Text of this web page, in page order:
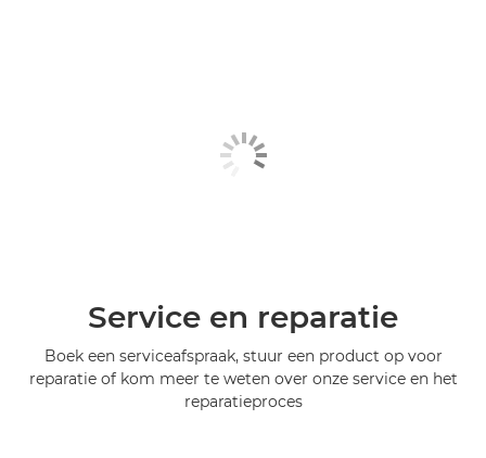
Service en reparatie
Boek een serviceafspraak, stuur een product op voor
reparatie of kom meer te weten over onze service en het
reparatieproces